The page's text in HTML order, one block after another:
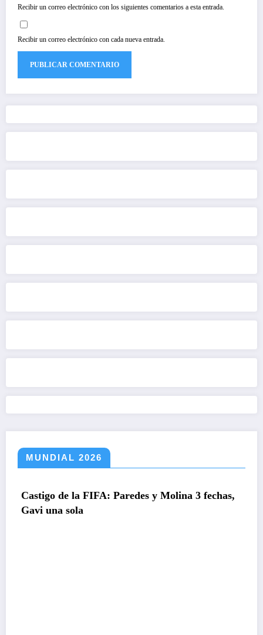
Recibir un correo electrónico con los siguientes comentarios a esta entrada.
Recibir un correo electrónico con cada nueva entrada.
MUNDIAL 2026
de la FIFA: Paredes y Molina 3 fechas,
sola